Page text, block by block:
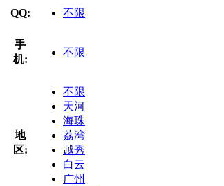
QQ: 不限
手
机:
不限
地
区:
不限
天河
海珠
荔湾
越秀
白云
广州